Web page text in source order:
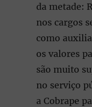
da metade:
nos cargos
como
os valores
são muito
no serviço
a Cobrape